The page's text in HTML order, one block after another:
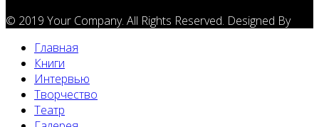
© 2019 Your Company. All Rights Reserved. Designed By
Главная
Книги
Интервью
Творчество
Театр